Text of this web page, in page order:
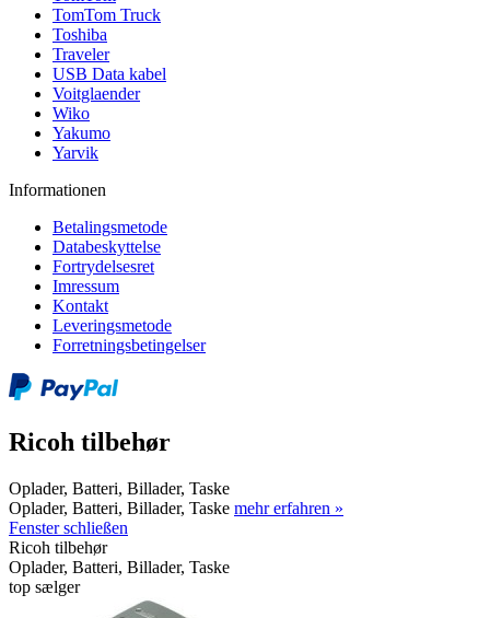
TomTom Truck
Toshiba
Traveler
USB Data kabel
Voitglaender
Wiko
Yakumo
Yarvik
Informationen
Betalingsmetode
Databeskyttelse
Fortrydelsesret
Imressum
Kontakt
Leveringsmetode
Forretningsbetingelser
Ricoh tilbehør
Oplader, Batteri, Billader, Taske
Oplader, Batteri, Billader, Taske mehr erfahren »
Fenster schließen
Ricoh tilbehør
Oplader, Batteri, Billader, Taske
top sælger